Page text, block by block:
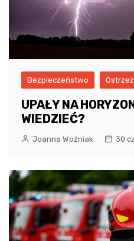
Bezpieczeństwo
UPAŁY NA
WIEDZIEĆ?
Joanna Woźniak 30